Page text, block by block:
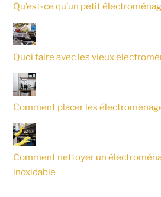
Qu’est-ce qu’un petit
Quoi faire avec les vieux
Comment placer les
Comment nettoyer un
inoxidable